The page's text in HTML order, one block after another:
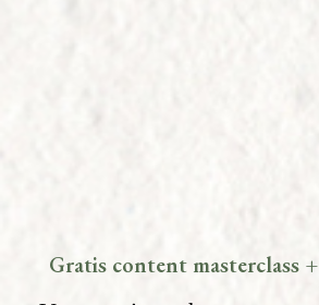
Gratis content masterclass